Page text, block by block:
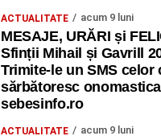
ACTUALITATE acum 9 luni
MESAJE, URĂRI și
Sfinții Mihail și Gavrill
Trimite-le un SMS celor
sărbătoresc onomastica |
sebesinfo.ro
ACTUALITATE acum 9 luni